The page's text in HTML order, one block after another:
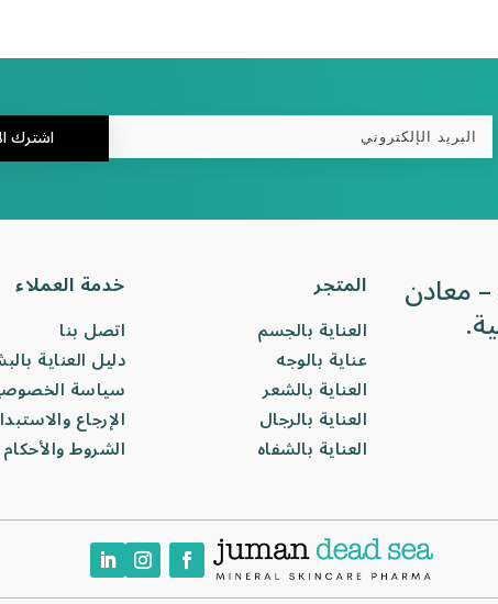
اشترك
معادن المتجر
العناية بالجسم
عناية بالوجه
العناية بالشعر
العناية بالرجال
العناية بالشفاه
خدمة العملاء
اتصل بنا
دليل العناية
سياسة
الإرجاع
الشروط والأحكام